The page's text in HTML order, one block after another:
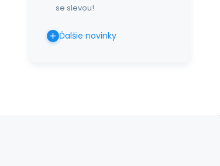
se slevou!
Ďalšie novinky